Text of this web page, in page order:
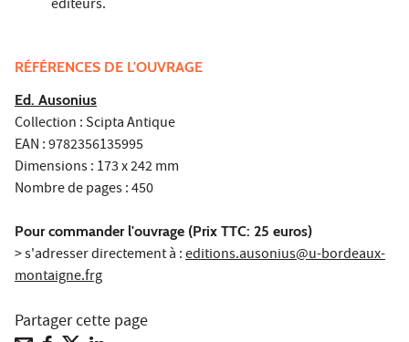
éditeurs.
RÉFÉRENCES DE L'OUVRAGE
Ed. Ausonius
Collection : Scipta Antique
EAN : 9782356135995
Dimensions : 173 x 242 mm
Nombre de pages : 450
Pour commander l'ouvrage (Prix TTC: 25 euros)
> s'adresser directement à :editions.ausonius@u-bordeaux-
montaigne.frg
Partager cette page